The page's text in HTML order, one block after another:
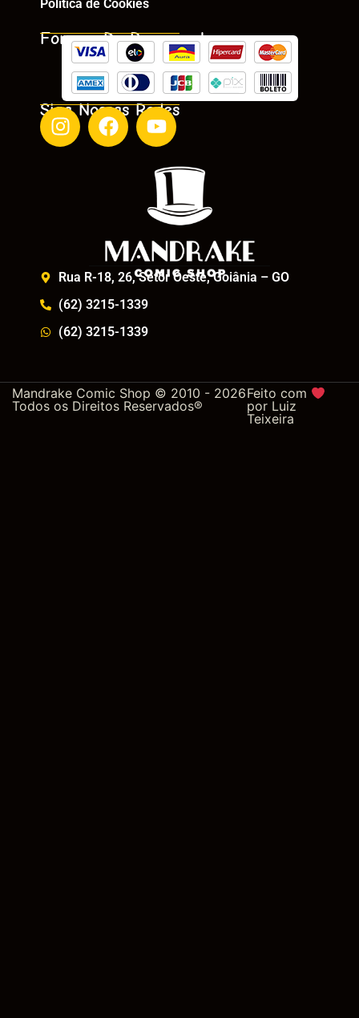
Política de Cookies
Formas De Pagamento
Siga Nossas Redes
Rua R-18, 26, Setor Oeste, Goiânia – GO
(62) 3215-1339
(62) 3215-1339
Mandrake Comic Shop © 2010 - 2026
Todos os Direitos Reservados®
Feito com
por Luiz
Teixeira